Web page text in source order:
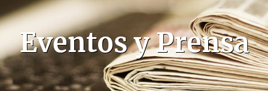
Eventos y Prensa